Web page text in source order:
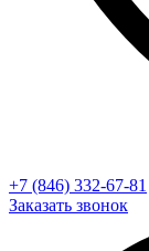
+7 (846) 332-67-81
Заказать звонок